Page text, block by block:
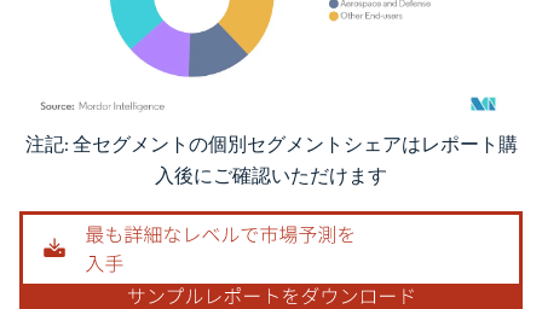
画像 © Mordor Intelligence。再利用にはCC BY 4.0の表示が必要です。
注記: 全セグメントの個別セグメントシェアはレポート購
入後にご確認いただけます